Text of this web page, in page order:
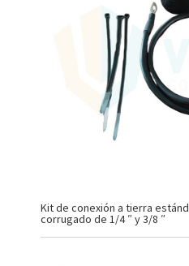
Kit de conexión a tierra
corrugado de 1/4 ″ y 3/8 ″